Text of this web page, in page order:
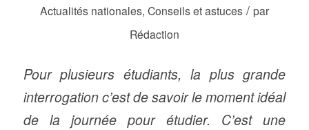
Actualités nationales, Conseils et astuces / par
Rédaction
Pour plusieurs étudiants, la plus grande
interrogation c’est de savoir le moment idéal
de la journée pour étudier. C’est une